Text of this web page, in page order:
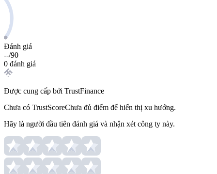
Đánh giá
--/90
0 đánh giá
Được cung cấp bởi TrustFinance
Chưa có TrustScoreChưa đủ điểm để hiển thị xu hướng.
Hãy là người đầu tiên đánh giá và nhận xét công ty này.